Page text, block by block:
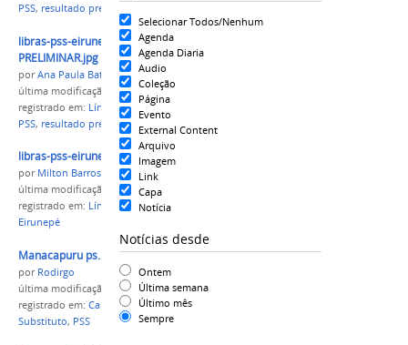
Selecionar Todos/Nenhum
Agenda
Agenda Diaria
Audio
Coleção
Página
Evento
External Content
Arquivo
Imagem
Link
Capa
Notícia
Notícias desde
Ontem
Última semana
Último mês
Sempre
PSS, resultado preliminar
libras-pss-eirunepé-RESULTADO-
PRELIMINAR.jpg
porAna Paula Batista
última modificação
em 19/02/2018 11h13
registrado em: Língua de Sinais,
PSS, resultado preliminar
libras-pss-eirunepé-RESULTADO-final.jpg
por Milton Barros
última modificação
em 23/02/2018 16h20
registrado em: Língua de sinais,PSS
Eirunepé
Manacapuru ps.png
por Rodirgo
última modificação
em 01/06/2022 16h22
registrado em: Campus Manacapuru,
Substituto, PSS